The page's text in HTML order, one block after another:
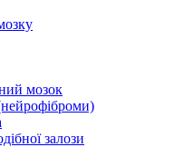
мозок
залози